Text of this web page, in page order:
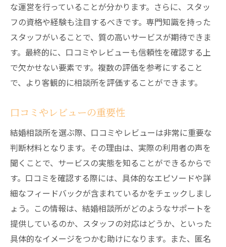
な運営を行っていることが分かります。さらに、スタッ
フの資格や経験も注目するべきです。専門知識を持った
スタッフがいることで、質の高いサービスが期待できま
す。最終的に、口コミやレビューも信頼性を確認する上
で欠かせない要素です。複数の評価を参考にすること
で、より客観的に相談所を評価することができます。
口コミやレビューの重要性
結婚相談所を選ぶ際、口コミやレビューは非常に重要な
判断材料となります。その理由は、実際の利用者の声を
聞くことで、サービスの実態を知ることができるからで
す。口コミを確認する際には、具体的なエピソードや詳
細なフィードバックが含まれているかをチェックしまし
ょう。この情報は、結婚相談所がどのようなサポートを
提供しているのか、スタッフの対応はどうか、といった
具体的なイメージをつかむ助けになります。また、匿名